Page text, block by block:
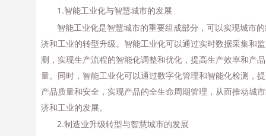
1.智能工业化与智慧城市的发展
智能工业化是智慧城市的重要组成部分，可以实现城市
济和工业的转型升级。智能工业化可以通过实时数据采集和监
测，实现生产流程的智能化调整和优化，提高生产效率和产
量。同时，智能工业化可以通过数字化管理和智能化检测，
产品质量和安全，实现产品的全生命周期管理，从而推动城
济和工业的发展。
2.制造业升级转型与智慧城市的发展